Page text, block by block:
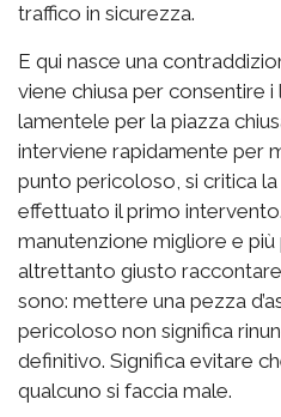
traffico in sicurezza.
E qui nasce una
viene chiusa per consentire
lamentele per la piazza
interviene rapidamente per
punto pericoloso, si critica
effettuato il primo
manutenzione migliore e
altrettanto giusto
sono: mettere una pezza
pericoloso non significa
definitivo. Significa evitare
qualcuno si faccia male.